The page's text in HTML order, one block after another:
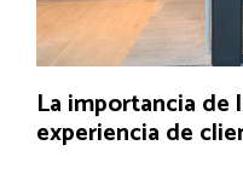
La importancia de
experiencia de